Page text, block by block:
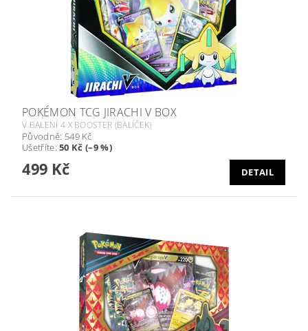
POKÉMON TCG JIRACHI V BOX
V BALENÍ 4 X BOOSTER (BALÍČEK)
Původně: 549 Kč
Ušetříte:50 Kč (–9 %)
499 Kč DETAIL